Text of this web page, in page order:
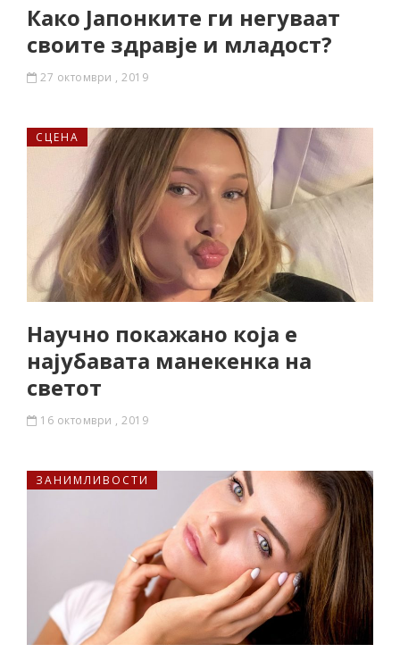
Како Јапонките ги негуваат
своите здравје и младост?
27 октомври , 2019
СЦЕНА
Научно покажано која е
најубавата манекенка на
светот
16 октомври , 2019
ЗАНИМЛИВОСТИ